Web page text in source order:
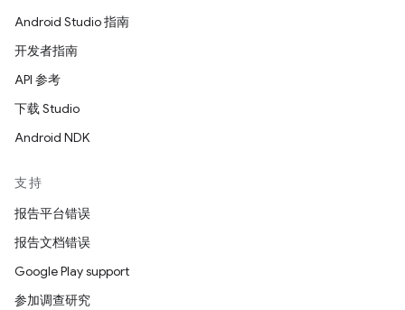
Android Studio 指南
开发者指南
API 参考
下载 Studio
Android NDK
支持
报告平台错误
报告文档错误
Google Play support
参加调查研究